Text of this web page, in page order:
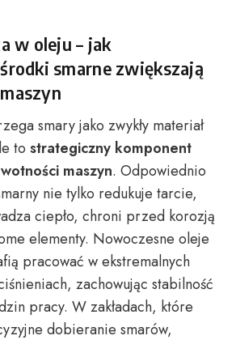
w oleju – jak
smarne zwiększają
smary jako zwykły materiał
to strategiczny komponent
maszyn. Odpowiednio
nie tylko redukuje tarcie,
ciepło, chroni przed korozją
elementy. Nowoczesne oleje
pracować w ekstremalnych
zachowując stabilność
pracy. W zakładach, które
dobieranie smarów,